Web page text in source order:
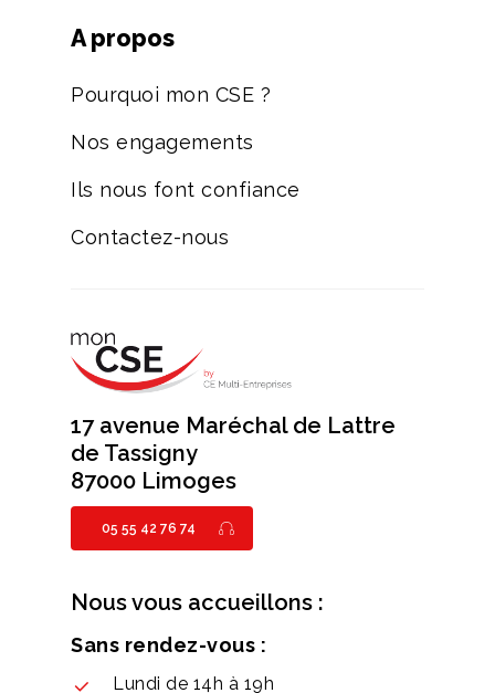
A propos
Pourquoi mon CSE ?
Nos engagements
Ils nous font confiance
Contactez-nous
17 avenue Maréchal de Lattre
de Tassigny
87000 Limoges
05 55 42 76 74
Nous vous accueillons :
Sans rendez-vous :
Lundi de 14h à 19h